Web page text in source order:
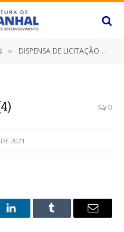
» DISPENSA DE LICITAÇÃO Nº 076/2021 (LOCAÇÃO DE IMÓVEL LOCALIZADA NA RUA EXPEDITO PONTES DE ARAUJO, Nº70, BAIRRO NOVO ESTRELA, CASTANHAL/PA)
0
2021
O
Tumblr
E-